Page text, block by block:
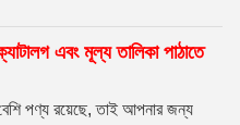
এবং মূল্য তালিকা পাঠাতে
পণ্য রয়েছে, তাই আপনার জন্য